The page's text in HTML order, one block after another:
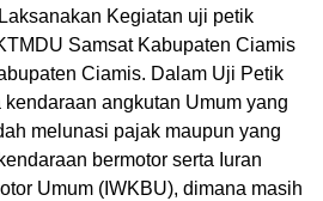
Kegiatan uji petik
Samsat Kabupaten Ciamis
Ciamis. Dalam Uji Petik
angkutan Umum yang
melunasi pajak maupun yang
bermotor serta Iuran
Umum (IWKBU), dimana masih